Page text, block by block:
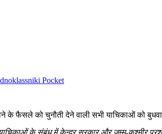
Pocket
फैसले को चुनौती देने वाली सभी याचिकाओं को
के संबंध में केन्द्र सरकार और जम्मू-कश्मीर